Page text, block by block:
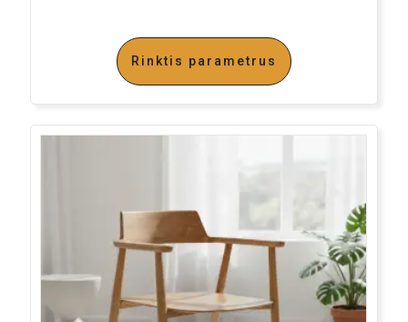
Rinktis parametrus